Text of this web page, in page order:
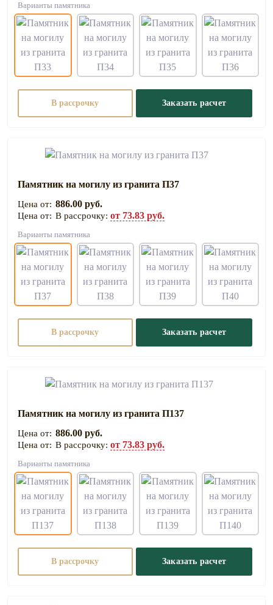
Варианты памятника
В рассрочку Заказать расчет
Памятник на могилу из гранита П37
886.00 руб.
В рассрочку: от 73.83 руб.
Варианты памятника
В рассрочку Заказать расчет
Памятник на могилу из гранита П137
886.00 руб.
В рассрочку: от 73.83 руб.
Варианты памятника
В рассрочку Заказать расчет